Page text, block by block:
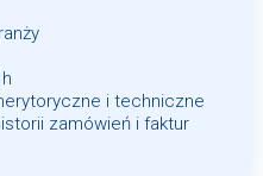
i techniczne
zamówień i faktur